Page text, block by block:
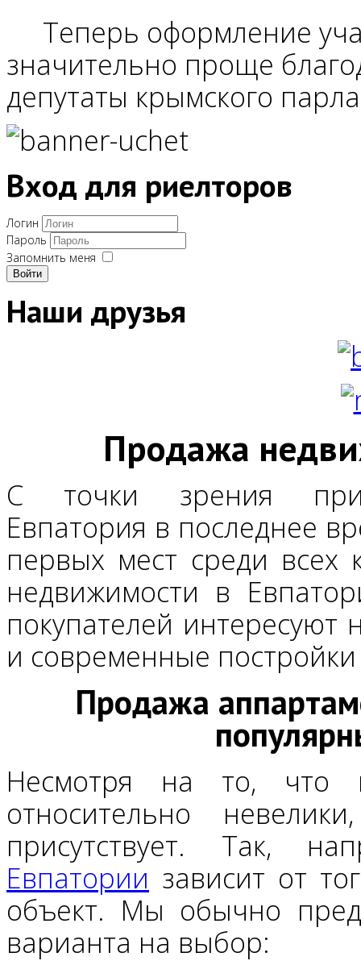
Теперь оформление
значительно проще
депутаты крымского
Вход для риелторов
Логин
Пароль
Запомнить меня
Войти
Наши друзья
Продажа
С точки зрения
Евпатория в последнее
первых мест среди всех
недвижимости в
покупателей
и современные
Продажа
Несмотря на то,
относительно
присутствует. Так,
Евпатории зависит от
объект. Мы обычно
варианта на выбор: